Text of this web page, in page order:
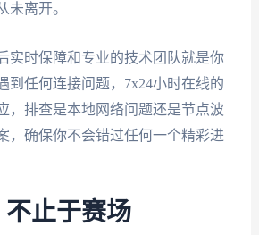
未离开。
实时保障和专业的技术团队就是你
到任何连接问题，7x24小时在线的
，排查是本地网络问题还是节点波
，确保你不会错过任何一个精彩进
止于赛场